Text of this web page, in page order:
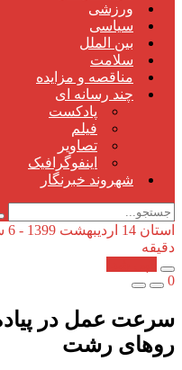
ورزشی
سیاسی
بین الملل
سلامت
مناقصه و مزایده
چند رسانه ای
پادکست
فیلم
تصاویر
اینفوگرافیک
شهروند خبرنگار
استان 14 اردیبهشت 1399 - 6 سال پیش
دقیقه
0
سرعت عمل در
روهای رشت